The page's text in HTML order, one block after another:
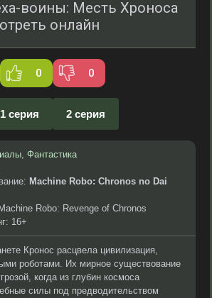
воины: Месть Хроноса
онлайн
0 0
1 серия 2 серия
, Фантастика
Machine Robo: Chronos no Dai
Robo: Revenge of Chronos
16+
Кронос расцвела цивилизация,
роботами. Их мирное существование
когда из глубин космоса
силы под предводительством